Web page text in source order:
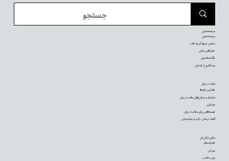
سالم زندگی کن
تغذیه سالم
ورزش
وزن مناسب
سلامت روان
علائم و رفتارها
شرایط و بیماری‌های سلامت روان
خودیاری
توصیه‌‌هایی برای سلامت روان
گفتار درمانی، دارو و روانپزشکی
صفحه اصلی
صفحه اصلی
بیماری عروق کرونر قلب
عمل‌های زیبایی
واکسیناسیون
پیشگیری از بارداری